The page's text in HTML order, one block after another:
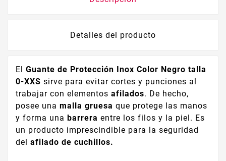
Detalles del producto
El Guante de Protección Inox Color Negro talla
0-XXS sirve para evitar cortes y punciones al
trabajar con elementos afilados. De hecho,
posee una malla gruesa que protege las manos
y forma una barrera entre los filos y la piel. Es
un producto imprescindible para la seguridad
del afilado de cuchillos.